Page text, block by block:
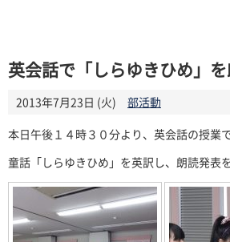
英会話で「しらゆきひめ」を
2013年7月23日 (火)
部活動
本日午後１４時３０分より、英会話の授業
童話「しらゆきひめ」を英訳し、朗読発表